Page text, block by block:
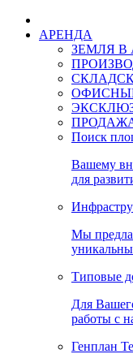
АРЕНДА
ЗЕМЛЯ В
Поиск
Вашему
для
Мы
Типовые
Для
работы с
Генплан